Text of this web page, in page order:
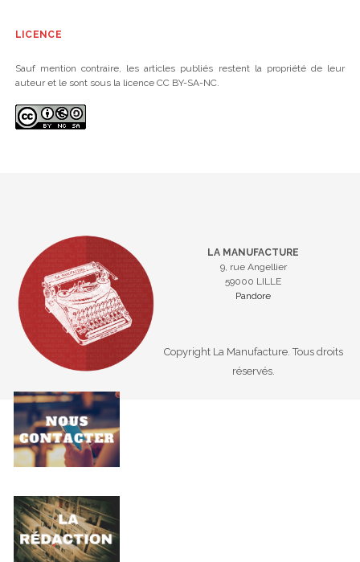
LICENCE
Sauf mention contraire, les articles publiés restent la propriété de leur
auteur et le sont sous la licence CC BY-SA-NC.
LA MANUFACTURE
9, rue Angellier
59000 LILLE
Pandore
Copyright La Manufacture. Tous droits
réservés.